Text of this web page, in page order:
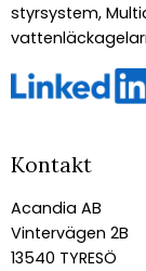
styrsystem,
Kontakt
Acandia AB
Vintervägen 2B
13540 TYRESÖ